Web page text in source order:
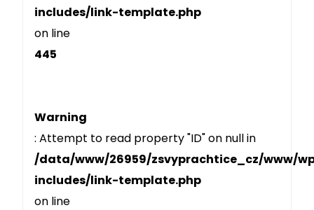
includes/link-template.php
on line
445
Warning
: Attempt to read property "ID" on null in
/data/www/26959/zsvyprachtice_cz/www/
includes/link-template.php
on line